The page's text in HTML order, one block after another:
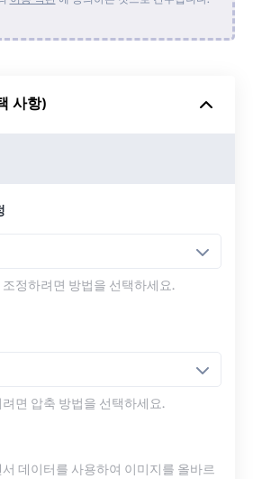
드라이브에서
사항)
정하려면 방법을 선택하세요.
면 압축 방법을 선택하세요.
데이터를 사용하여 이미지를 올바르